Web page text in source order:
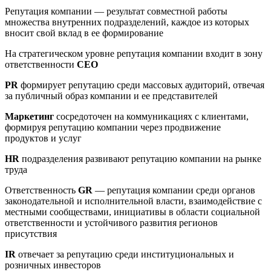
Репутация компании — результат совместной работы
множества внутренних подразделений, каждое из которых
вносит свой вклад в ее формирование
На стратегическом уровне репутация компании входит в зону
ответственности CEO
PR формирует репутацию среди массовых аудиторий, отвечая
за публичный образ компании и ее представителей
Маркетинг сосредоточен на коммуникациях с клиентами,
формируя репутацию компании через продвижение
продуктов и услуг
HR подразделения развивают репутацию компании на рынке
труда
Ответственность GR — репутация компании среди органов
законодательной и исполнительной власти, взаимодействие с
местными сообществами, инициативы в области социальной
ответственности и устойчивого развития регионов
присутствия
IR отвечает за репутацию среди институциональных и
розничных инвесторов